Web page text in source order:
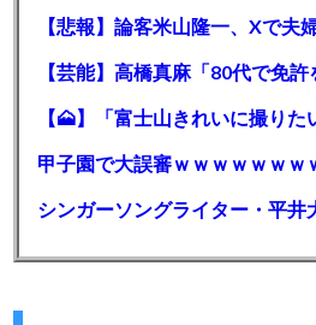
甲子園で大誤審ｗｗｗｗｗｗｗ